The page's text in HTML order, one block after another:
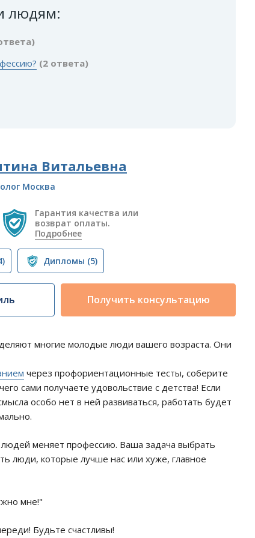
людям:
(2 ответа)
Витальевна
Москва
Гарантия качества или
возврат оплаты.
Подробнее
Дипломы (5)
Получить консультацию
многие молодые люди вашего возраста. Они
через профориентационные тесты, соберите
сами получаете удовольствие с детства! Если
особо нет в ней развиваться, работать будет
меняет профессию. Ваша задача выбрать
люди, которые лучше нас или хуже, главное
мне!"
Будьте счастливы!